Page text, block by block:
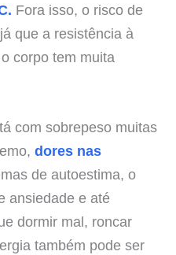
Fora isso, o risco de
que a resistência à
corpo tem muita
com sobrepeso muitas
dores nas
de autoestima, o
ansiedade e até
dormir mal, roncar
também pode ser